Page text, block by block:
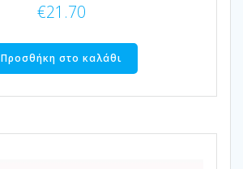
€21.70
Προσθήκη στο καλάθι